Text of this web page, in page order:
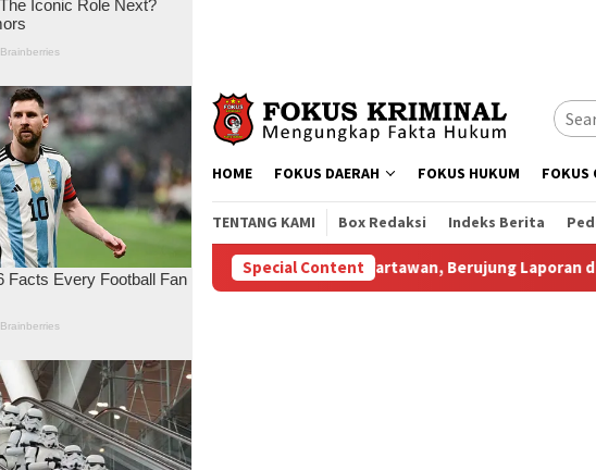
HOME FOKUS DAERAH FOKUS HUKUM FOKUS
TENTANG KAMI Box Redaksi Indeks Berita
Special Content
Subsidi Aniaya Wartawan, Berujung Laporan di Mapolda Jambi